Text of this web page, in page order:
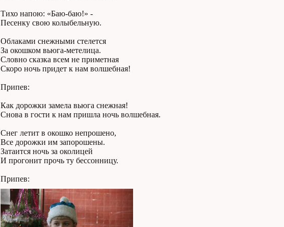
Тихо напою: «Баю-баю!» -
Песенку свою колыбельную.
Облаками снежными стелется
За окошком вьюга-метелица.
Словно сказка всем не приметная
Скоро ночь придет к нам волшебная!
Припев:
Как дорожки замела вьюга снежная!
Снова в гости к нам пришла ночь волшебная.
Снег летит в окошко непрошено,
Все дорожки им запорошены.
Затаится ночь за околицей
И прогонит прочь ту бессонницу.
Припев: